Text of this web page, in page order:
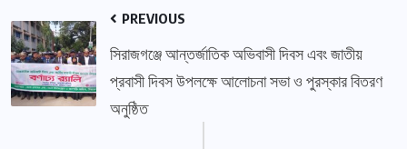
PREVIOUS
সিরাজগঞ্জে আন্তর্জাতিক অভিবাসী দিবস এবং জাতীয়
প্রবাসী দিবস উপলক্ষে আলোচনা সভা ও পুরস্কার বিতরণ
অনুষ্ঠিত